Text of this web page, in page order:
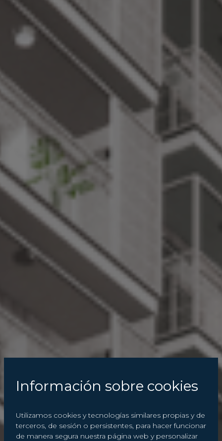
Información sobre cookies
Utilizamos cookies y tecnologías similares propias y de
terceros, de sesión o persistentes, para hacer funcionar
de manera segura nuestra página web y personalizar